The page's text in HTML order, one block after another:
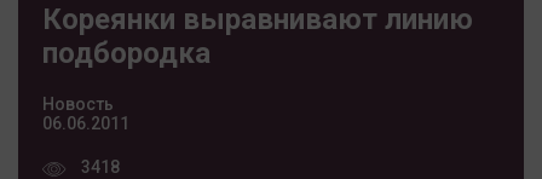
Кореянки выравнивают линию
подбородка
Новость
06.06.2011
3418